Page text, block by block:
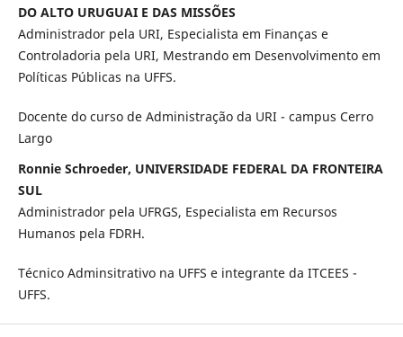
DO ALTO URUGUAI E DAS MISSÕES
Administrador pela URI, Especialista em Finanças e
Controladoria pela URI, Mestrando em Desenvolvimento em
Políticas Públicas na UFFS.
Docente do curso de Administração da URI - campus Cerro
Largo
Ronnie Schroeder, UNIVERSIDADE FEDERAL DA FRONTEIRA
SUL
Administrador pela UFRGS, Especialista em Recursos
Humanos pela FDRH.
Técnico Adminsitrativo na UFFS e integrante da ITCEES -
UFFS.